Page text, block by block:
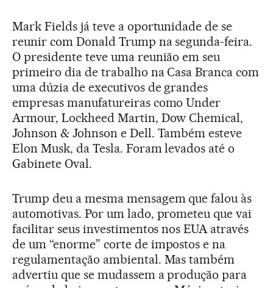
Mark Fields já teve a oportunidade de se
reunir com Donald Trump na segunda-feira.
O presidente teve uma reunião em seu
primeiro dia de trabalho na Casa Branca com
uma dúzia de executivos de grandes
empresas manufatureiras como Under
Armour, Lockheed Martin, Dow Chemical,
Johnson & Johnson e Dell. Também esteve
Elon Musk, da Tesla. Foram levados até o
Gabinete Oval.
Trump deu a mesma mensagem que falou às
automotivas. Por um lado, prometeu que vai
facilitar seus investimentos nos EUA através
de um “enorme” corte de impostos e na
regulamentação ambiental. Mas também
advertiu que se mudassem a produção para